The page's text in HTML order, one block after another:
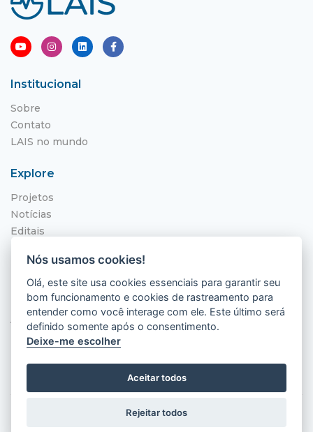
Institucional
Sobre
Contato
LAIS no mundo
Explore
Projetos
Notícias
Editais
Localização
Hospital Universitário Onofre Lopes - HUOL
Av. Nilo Peçanha, 620 - Petrópolis
Natal - RN, 59012-300
2026 © LAIS (HUOL). Todos os direitos
Nós usamos cookies!
Olá, este site usa cookies essenciais para garantir seu
bom funcionamento e cookies de rastreamento para
entender como você interage com ele. Este último será
definido somente após o consentimento.
Deixe-me escolher
Aceitar todos
Rejeitar todos